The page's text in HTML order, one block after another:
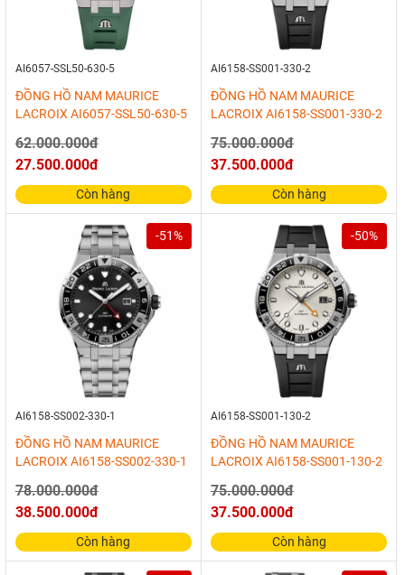
AI6057-SSL50-630-5
ĐỒNG HỒ NAM MAURICE
LACROIX AI6057-SSL50-630-5
62.000.000đ
27.500.000đ
Còn hàng
AI6158-SS001-330-2
ĐỒNG HỒ NAM MAURICE
LACROIX AI6158-SS001-330-2
75.000.000đ
37.500.000đ
Còn hàng
-51%
AI6158-SS002-330-1
ĐỒNG HỒ NAM MAURICE
LACROIX AI6158-SS002-330-1
78.000.000đ
38.500.000đ
Còn hàng
-50%
AI6158-SS001-130-2
ĐỒNG HỒ NAM MAURICE
LACROIX AI6158-SS001-130-2
75.000.000đ
37.500.000đ
Còn hàng